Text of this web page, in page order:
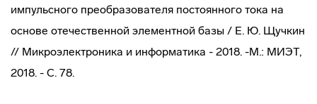
импульсного преобразователя постоянного тока на
основе отечественной элементной базы / Е. Ю. Щучкин
// Микроэлектроника и информатика - 2018. -М.: МИЭТ,
2018. - С. 78.